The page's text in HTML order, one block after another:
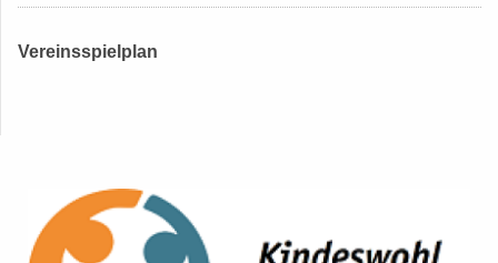
Vereinsspielplan